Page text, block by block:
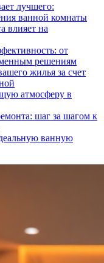
лучшего:
ванной комнаты
влияет на
от
решениям
жилья за счет
атмосферу в
шаг за шагом к
ванную